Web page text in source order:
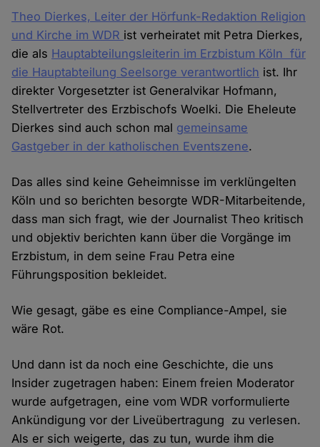
Theo Dierkes, Leiter der Hörfunk-Redaktion Religion
und Kirche im WDR ist verheiratet mit Petra Dierkes,
die als Hauptabteilungsleiterin im Erzbistum Köln für
die Hauptabteilung Seelsorge verantwortlich ist. Ihr
direkter Vorgesetzter ist Generalvikar Hofmann,
Stellvertreter des Erzbischofs Woelki. Die Eheleute
Dierkes sind auch schon mal gemeinsame
Gastgeber in der katholischen Eventszene.
Das alles sind keine Geheimnisse im verklüngelten
Köln und so berichten besorgte WDR-Mitarbeitende,
dass man sich fragt, wie der Journalist Theo kritisch
und objektiv berichten kann über die Vorgänge im
Erzbistum, in dem seine Frau Petra eine
Führungsposition bekleidet.
Wie gesagt, gäbe es eine Compliance-Ampel, sie
wäre Rot.
Und dann ist da noch eine Geschichte, die uns
Insider zugetragen haben: Einem freien Moderator
wurde aufgetragen, eine vom WDR vorformulierte
Ankündigung vor der Liveübertragung zu verlesen.
Als er sich weigerte, das zu tun, wurde ihm die